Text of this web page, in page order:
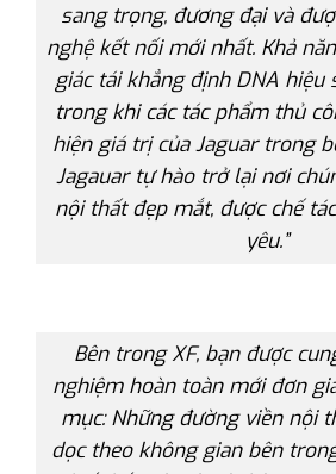
sang trọng, đương đại và
nghệ kết nối mới nhất. Khả
giác tái khẳng định DNA hiệu
trong khi các tác phẩm thủ
hiện giá trị của Jaguar trong
Jagauar tự hào trở lại nơi
nội thất đẹp mắt, được chế
yêu.”
Bên trong XF, bạn được
nghiệm hoàn toàn mới đơn
mục: Những đường viền nội
dọc theo không gian bên